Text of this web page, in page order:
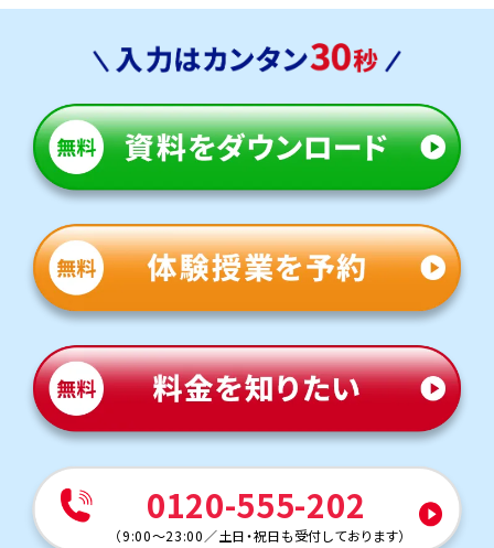
人気のコース
・公立入試対策コース
・苦手科目克服コース
己斐上中学校
トライは学校から約20分の立地にあり、アクセスがよいで
す。授業がない日も自習のために通塾する生徒も多くいま
定期テスト対策
数学（教科書：学校図書）
己斐上中は学校で扱った問題やその応用がテストに出題
されることが多いため、学校の復習が得点アップのポイン
おいて指導します。
英語（教科書：１年 東京書籍、2・3年 教育出版）
己斐上中は授業で扱った文法や長文が中心となるため、学
校の授業を復習することが重要です。トライでは学校で解
けなかった問題を一つひとつ克服し、自信を持ってテスト本
番に臨めるよう指導します。
・定期テスト・内申点対策コース
・公立入試対策コース
・苦手科目克服コース
0120-555-202
（9:00～23:00 ／土日・祝日も受付しております）